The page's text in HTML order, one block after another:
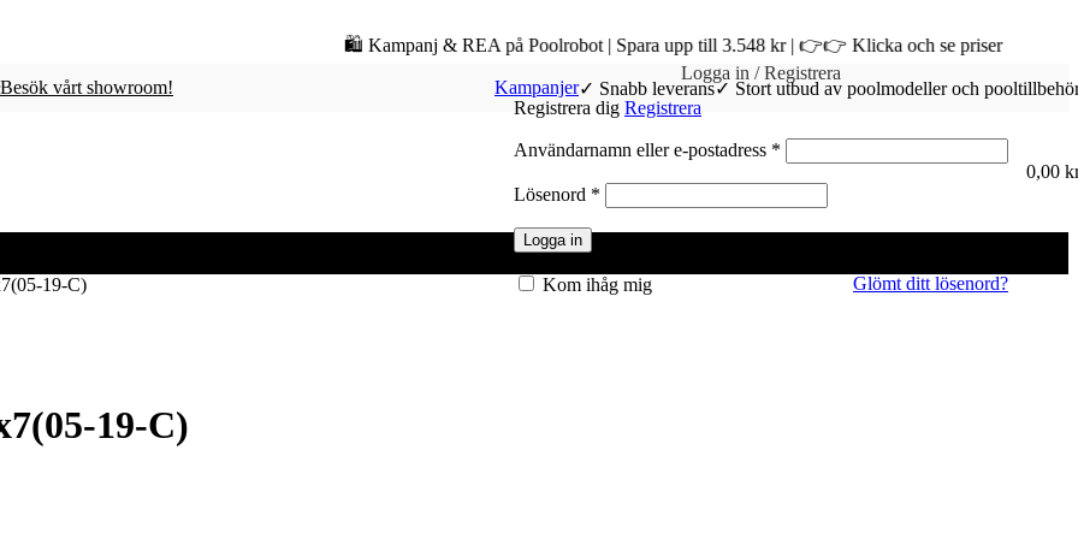
🛍️ Kampanj & REA på Poolrobot | Spara upp till 3.548 kr | 👉👉 Klicka och se priser
Besök vårt showroom! Kampanjer✓ Snabb leverans✓ Stort utbud av poolmodeller och
Logga in / Registrera
Registrera dig Registrera
Användarnamn eller e-postadress *
Lösenord *
Logga in
Glömt ditt lösenord?
Kom ihåg mig
0,00
19-C)
19-C)